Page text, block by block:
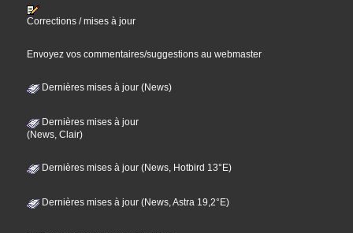
Corrections / mises à jour
Envoyez vos commentaires/suggestions au webmaster
Dernières mises à jour (News)
Dernières mises à jour
(News, Clair)
Dernières mises à jour (News, Hotbird 13°E)
Dernières mises à jour (News, Astra 19,2°E)